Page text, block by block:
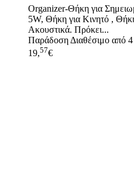
Organizer-Θήκη για
5W, Θήκη για Κινητό ,
Ακουστικά. Πρόκει...
Παράδοση Διαθέσιμο από
19,57€